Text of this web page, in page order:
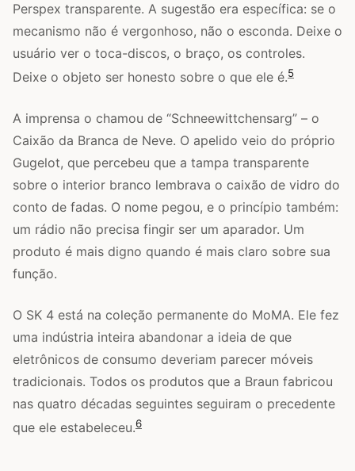
Perspex transparente. A sugestão era específica: se o
mecanismo não é vergonhoso, não o esconda. Deixe o
usuário ver o toca-discos, o braço, os controles.
Deixe o objeto ser honesto sobre o que ele é.5
A imprensa o chamou de “Schneewittchensarg” – o
Caixão da Branca de Neve. O apelido veio do próprio
Gugelot, que percebeu que a tampa transparente
sobre o interior branco lembrava o caixão de vidro do
conto de fadas. O nome pegou, e o princípio também:
um rádio não precisa fingir ser um aparador. Um
produto é mais digno quando é mais claro sobre sua
função.
O SK 4 está na coleção permanente do MoMA. Ele fez
uma indústria inteira abandonar a ideia de que
eletrônicos de consumo deveriam parecer móveis
tradicionais. Todos os produtos que a Braun fabricou
nas quatro décadas seguintes seguiram o precedente
que ele estabeleceu.6